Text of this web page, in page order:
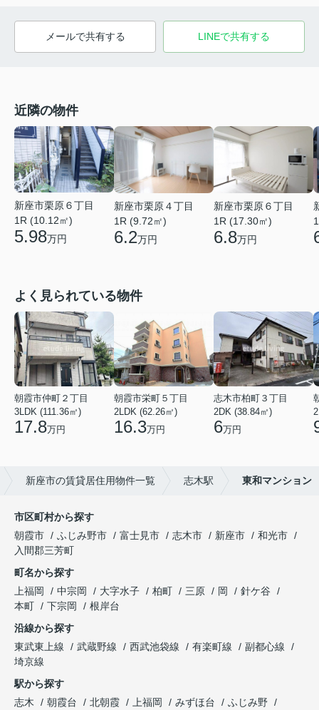
メールで共有する LINEで共有する
近隣の物件
新座市栗原６丁目
1R (10.12㎡)
5.98万円
新座市栗原４丁目
1R (9.72㎡)
6.2万円
新座市栗原６丁目
1R (17.30㎡)
6.8万円
よく見られている物件
朝霞市仲町２丁目
3LDK (111.36㎡)
17.8万円
朝霞市栄町５丁目
2LDK (62.26㎡)
16.3万円
志木市柏町３丁目
2DK (38.84㎡)
6万円
新座市の賃貸居住用物件一覧 志木駅 東和マンション
市区町村から探す
朝霞市
ふじみ野市 富士見市 志木市 新座市
和光市
入間郡三芳町
町名から探す
上福岡
中宗岡 大字水子 柏町 三原 岡
針ケ谷
本町
下宗岡
根岸台
沿線から探す
東武東上線
武蔵野線 西武池袋線 有楽町線
副都心線
埼京線
駅から探す
志木
朝霞台 北朝霞 上福岡 みずほ台
ふじみ野